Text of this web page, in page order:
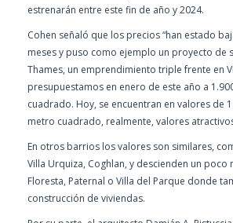
estrenarán entre este fin de año y 2024.
Cohen señaló que los precios “han estado
meses y puso como ejemplo un proyecto de
Thames, un emprendimiento triple frente en
presupuestamos en enero de este año a
cuadrado. Hoy, se encuentran en valores de
metro cuadrado, realmente, valores
En otros barrios los valores son similares,
Villa Urquiza, Coghlan, y descienden un poco
Floresta, Paternal o Villa del Parque donde
construcción de viviendas.